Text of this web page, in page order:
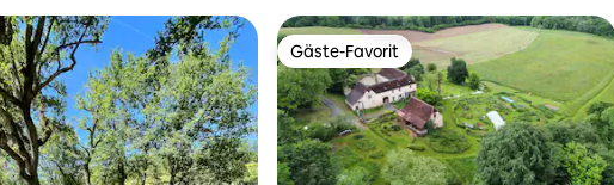
Gäste-Favorit
Gäste-Favorit